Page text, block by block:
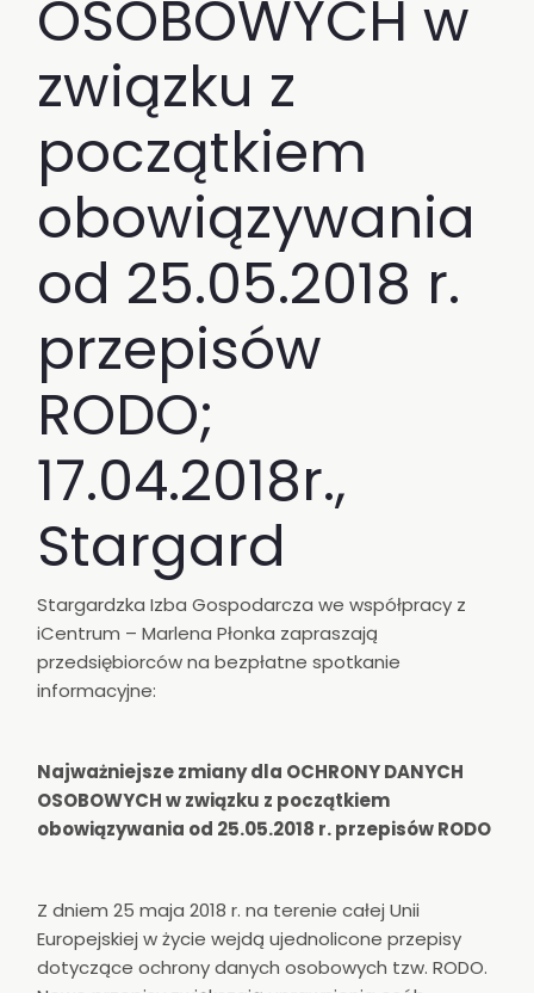
OSOBOWYCH w
związku z
początkiem
obowiązywania
od 25.05.2018 r.
przepisów
RODO;
17.04.2018r.,
Stargard
Stargardzka Izba Gospodarcza we współpracy z
iCentrum – Marlena Płonka zapraszają
przedsiębiorców na bezpłatne spotkanie
informacyjne:
Najważniejsze zmiany dla OCHRONY DANYCH
OSOBOWYCH w związku z początkiem
obowiązywania od 25.05.2018 r. przepisów RODO
Z dniem 25 maja 2018 r. na terenie całej Unii
Europejskiej w życie wejdą ujednolicone przepisy
dotyczące ochrony danych osobowych tzw. RODO.